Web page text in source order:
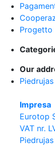
Progetto
Our
Impresa
Eurotop
VAT nr.